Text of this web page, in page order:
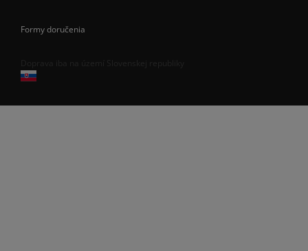
Formy doručenia